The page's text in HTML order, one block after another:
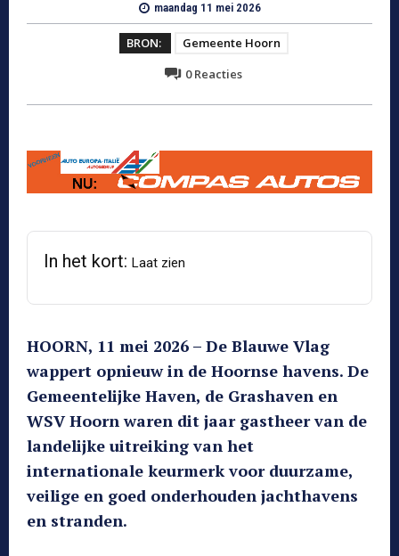
maandag 11 mei 2026
BRON:
Gemeente Hoorn
0Reacties
In het kort: Laat zien
HOORN, 11 mei 2026 – De Blauwe Vlag
wappert opnieuw in de Hoornse havens. De
Gemeentelijke Haven, de Grashaven en
WSV Hoorn waren dit jaar gastheer van de
landelijke uitreiking van het
internationale keurmerk voor duurzame,
veilige en goed onderhouden jachthavens
en stranden.